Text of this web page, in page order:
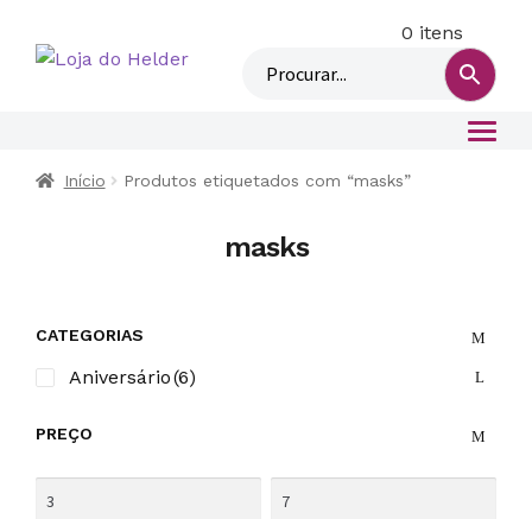
c
0 itens
Início Produtos etiquetados com “masks”
masks
CATEGORIAS
Aniversário(6)
PREÇO